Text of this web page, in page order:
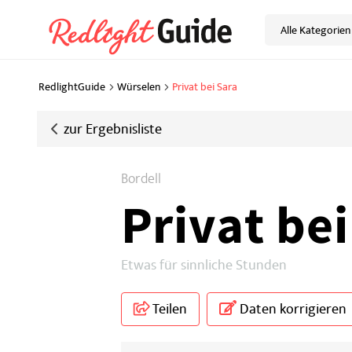
Alle Kategorien
RedlightGuide Würselen Privat bei Sara
zurErgebnisliste
Bordell
Privat
Etwas für sinnliche Stunden
Teilen
Daten korrigieren